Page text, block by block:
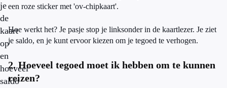
je
de
kaart
op
en
hoeveel
saldo
een roze sticker met 'ov-chipkaart'.
Hoe werkt het? Je pasje stop je linksonder in de kaartlezer. Je ziet
je saldo, en je kunt ervoor kiezen om je tegoed te verhogen.
2. Hoeveel tegoed moet ik hebben om te kunnen
reizen?